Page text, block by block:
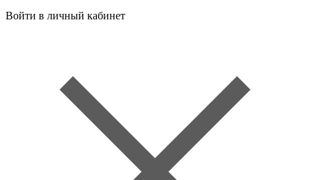
Войти в личный кабинет